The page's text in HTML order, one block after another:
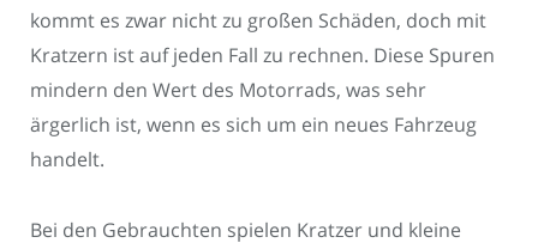
kommt es zwar nicht zu großen Schäden, doch mit
Kratzern ist auf jeden Fall zu rechnen. Diese Spuren
mindern den Wert des Motorrads, was sehr
ärgerlich ist, wenn es sich um ein neues Fahrzeug
handelt.
Bei den Gebrauchten spielen Kratzer und kleine